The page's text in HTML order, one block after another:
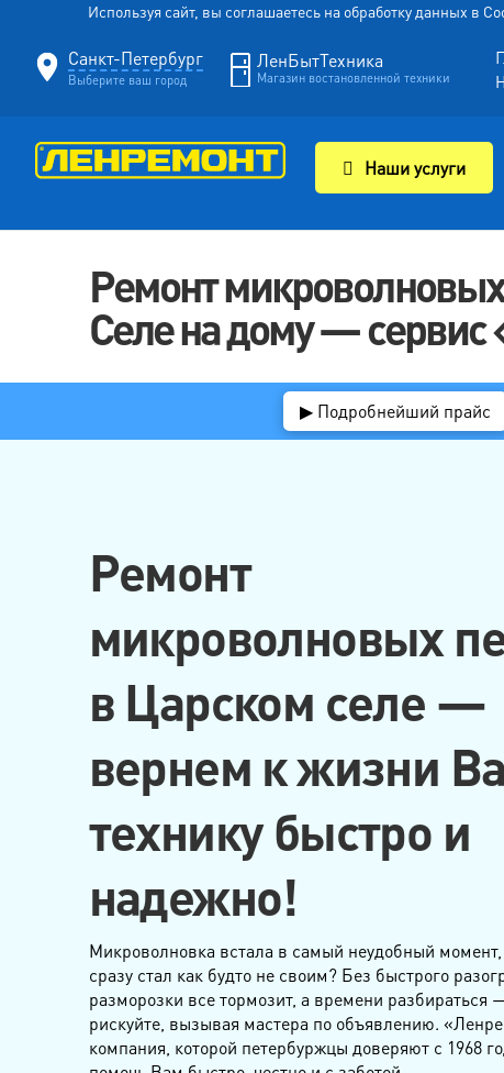
Используя сайт, вы соглашаетесь на обработку данных в
Санкт-Петербург
Выберите ваш город
ЛенБытТехника
Магазин востановленной техники
Наши услуги
Ремонт
Селе на дому —
▶ Подробнейший прайс
Ремонт
микроволновых
в Царском селе —
вернем к жизни
технику быстро и
надежно!
Микроволновка встала в самый неудобный
сразу стал как будто не своим? Без быстрого
разморозки все тормозит, а времени разбираться
рискуйте, вызывая мастера по объявлению.
компания, которой петербуржцы доверяют с 1968